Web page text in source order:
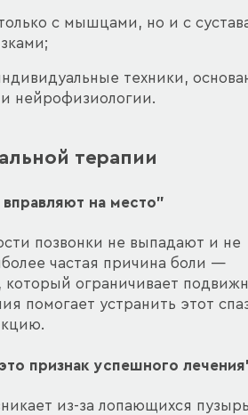
с мышцами, но и с
техники,
нейрофизиологии.
терапии
на место"
позвонки не выпадают и не
частая причина боли —
ограничивает
помогает устранить этот
признак успешного
из-за лопающихся